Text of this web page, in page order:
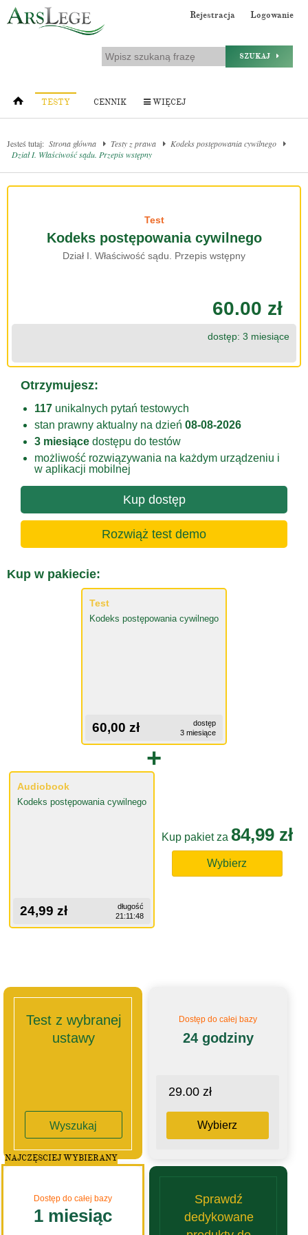
Rejestracja Logowanie
SZUKAJ
TESTY CENNIK WIĘCEJ
Jesteś tutaj: Strona główna Testy z prawa
Kodeks postępowania cywilnego
Dział I. Właściwość sądu. Przepis wstępny
Test
Kodeks postępowania cywilnego
Dział I. Właściwość sądu. Przepis wstępny
60.00 zł
dostęp: 3 miesiące
Otrzymujesz:
117 unikalnych pytań testowych
stan prawny aktualny na dzień 08-08-2026
3 miesiące dostępu do testów
możliwość rozwiązywania na każdym urządzeniu i
w aplikacji mobilnej
Kup dostęp
Rozwiąż test demo
Kup w pakiecie:
Test
Kodeks postępowania cywilnego
60,00 zł
dostęp
3 miesiące
+
Audiobook
Kodeks postępowania cywilnego
24,99 zł
długość
21:11:48
Kup pakiet za 84,99 zł
Wybierz
Test z wybranej
ustawy
Wyszukaj
Dostęp do całej bazy
24 godziny
29.00 zł
Wybierz
Dostęp do całej bazy
1 miesiąc
NAJCZĘSCIEJ WYBIERANY
Sprawdź
dedykowane